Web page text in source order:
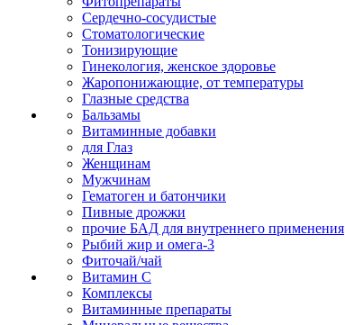
Сердечно-сосудистые
Стоматологические
Тонизирующие
Гинекология, женское здоровье
Жаропонижающие, от температуры
Глазные средства
Бальзамы
Витаминные добавки
для Глаз
Женщинам
Мужчинам
Гематоген и батончики
Пивные дрожжи
прочие БАД для внутреннего применения
Рыбий жир и омега-3
Фиточай/чай
Витамин С
Комплексы
Витаминные препараты